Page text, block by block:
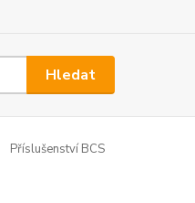
Hledat
Příslušenství BCS